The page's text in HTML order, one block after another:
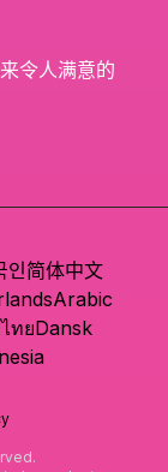
令人满意的
인简体中文
Arabic
ทยDansk